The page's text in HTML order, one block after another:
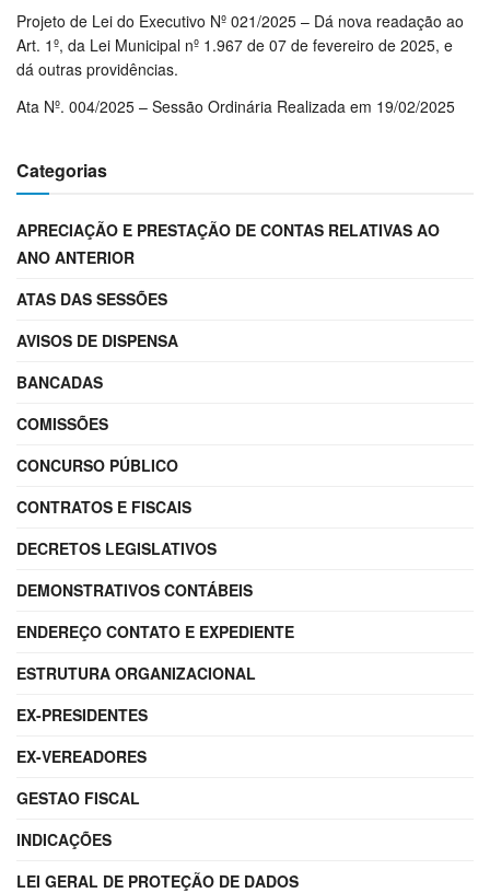
Projeto de Lei do Executivo Nº 021/2025 – Dá nova readação ao
Art. 1º, da Lei Municipal nº 1.967 de 07 de fevereiro de 2025, e
dá outras providências.
Ata Nº. 004/2025 – Sessão Ordinária Realizada em 19/02/2025
Categorias
APRECIAÇÃO E PRESTAÇÃO DE CONTAS RELATIVAS AO
ANO ANTERIOR
ATAS DAS SESSÕES
AVISOS DE DISPENSA
BANCADAS
COMISSÕES
CONCURSO PÚBLICO
CONTRATOS E FISCAIS
DECRETOS LEGISLATIVOS
DEMONSTRATIVOS CONTÁBEIS
ENDEREÇO CONTATO E EXPEDIENTE
ESTRUTURA ORGANIZACIONAL
EX-PRESIDENTES
EX-VEREADORES
GESTAO FISCAL
INDICAÇÕES
LEI GERAL DE PROTEÇÃO DE DADOS